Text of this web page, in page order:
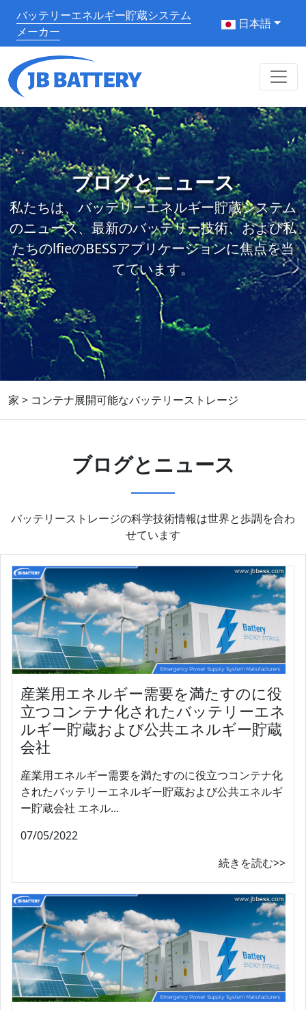
バッテリーエネルギー貯蔵システム
メーカー
日本語
ブログとニュース
私たちは、バッテリーエネルギー貯蔵システム
のニュース、最新のバッテリー技術、および私
たちのlfieのBESSアプリケーションに焦点を当
てています。
家 > コンテナ展開可能なバッテリーストレージ
ブログとニュース
バッテリーストレージの科学技術情報は世界と歩調を合わ
せています
産業用エネルギー需要を満たすのに役
立つコンテナ化されたバッテリーエネ
ルギー貯蔵および公共エネルギー貯蔵
会社
産業用エネルギー需要を満たすのに役立つコンテナ化
されたバッテリーエネルギー貯蔵および公共エネルギ
ー貯蔵会社 エネル...
07/05/2022
続きを読む>>